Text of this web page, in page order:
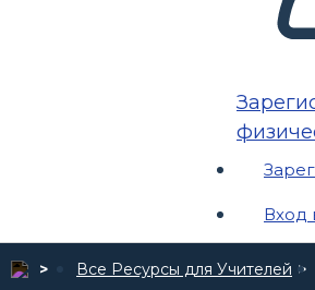
Вход
Все Ресурсы для Учителей